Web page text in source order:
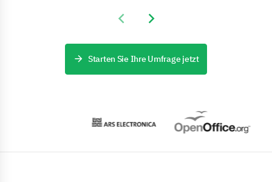
Previous slide
Next slide
Starten Sie Ihre Umfrage jetzt